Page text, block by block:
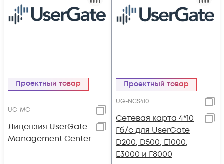
Проектный товар
UG-MC
Лицензия UserGate
Management Center
Проектный товар
UG-NCS410
Сетевая карта 4*10
Гб/c для UserGate
D200, D500, E1000,
E3000 и F8000